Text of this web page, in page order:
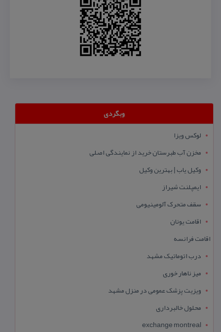
وبگردی
لوکس ویزا
مخزن آب طبرستان خرید از نمایندگی اصلی
وکیل یاب | بهترین وکیل
ایمپلنت شیراز
سقف متحرک آلومینیومی
اقامت یونان
اقامت فرانسه
درب اتوماتیک مشهد
میز ناهار خوری
ویزیت پزشک عمومی در منزل مشهد
محلول خالبرداری
exchange montreal